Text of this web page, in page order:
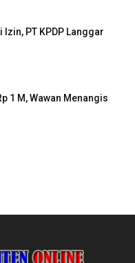
PT KPDP Langgar
1 M, Wawan Menangis